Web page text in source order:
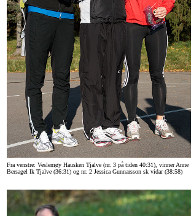
Fra venstre: Veslemøy Hausken Tjalve (nr. 3 på tiden 40:31), vinner Anne
Bersagel Ik Tjalve (36:31) og nr. 2 Jessica Gunnarsson sk vidar (38:58)